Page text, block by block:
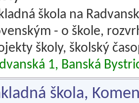
škola na
- o škole,
školy, školský
1, Banská
škola,